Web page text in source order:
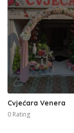
Cvjećara Venera
0 Rating